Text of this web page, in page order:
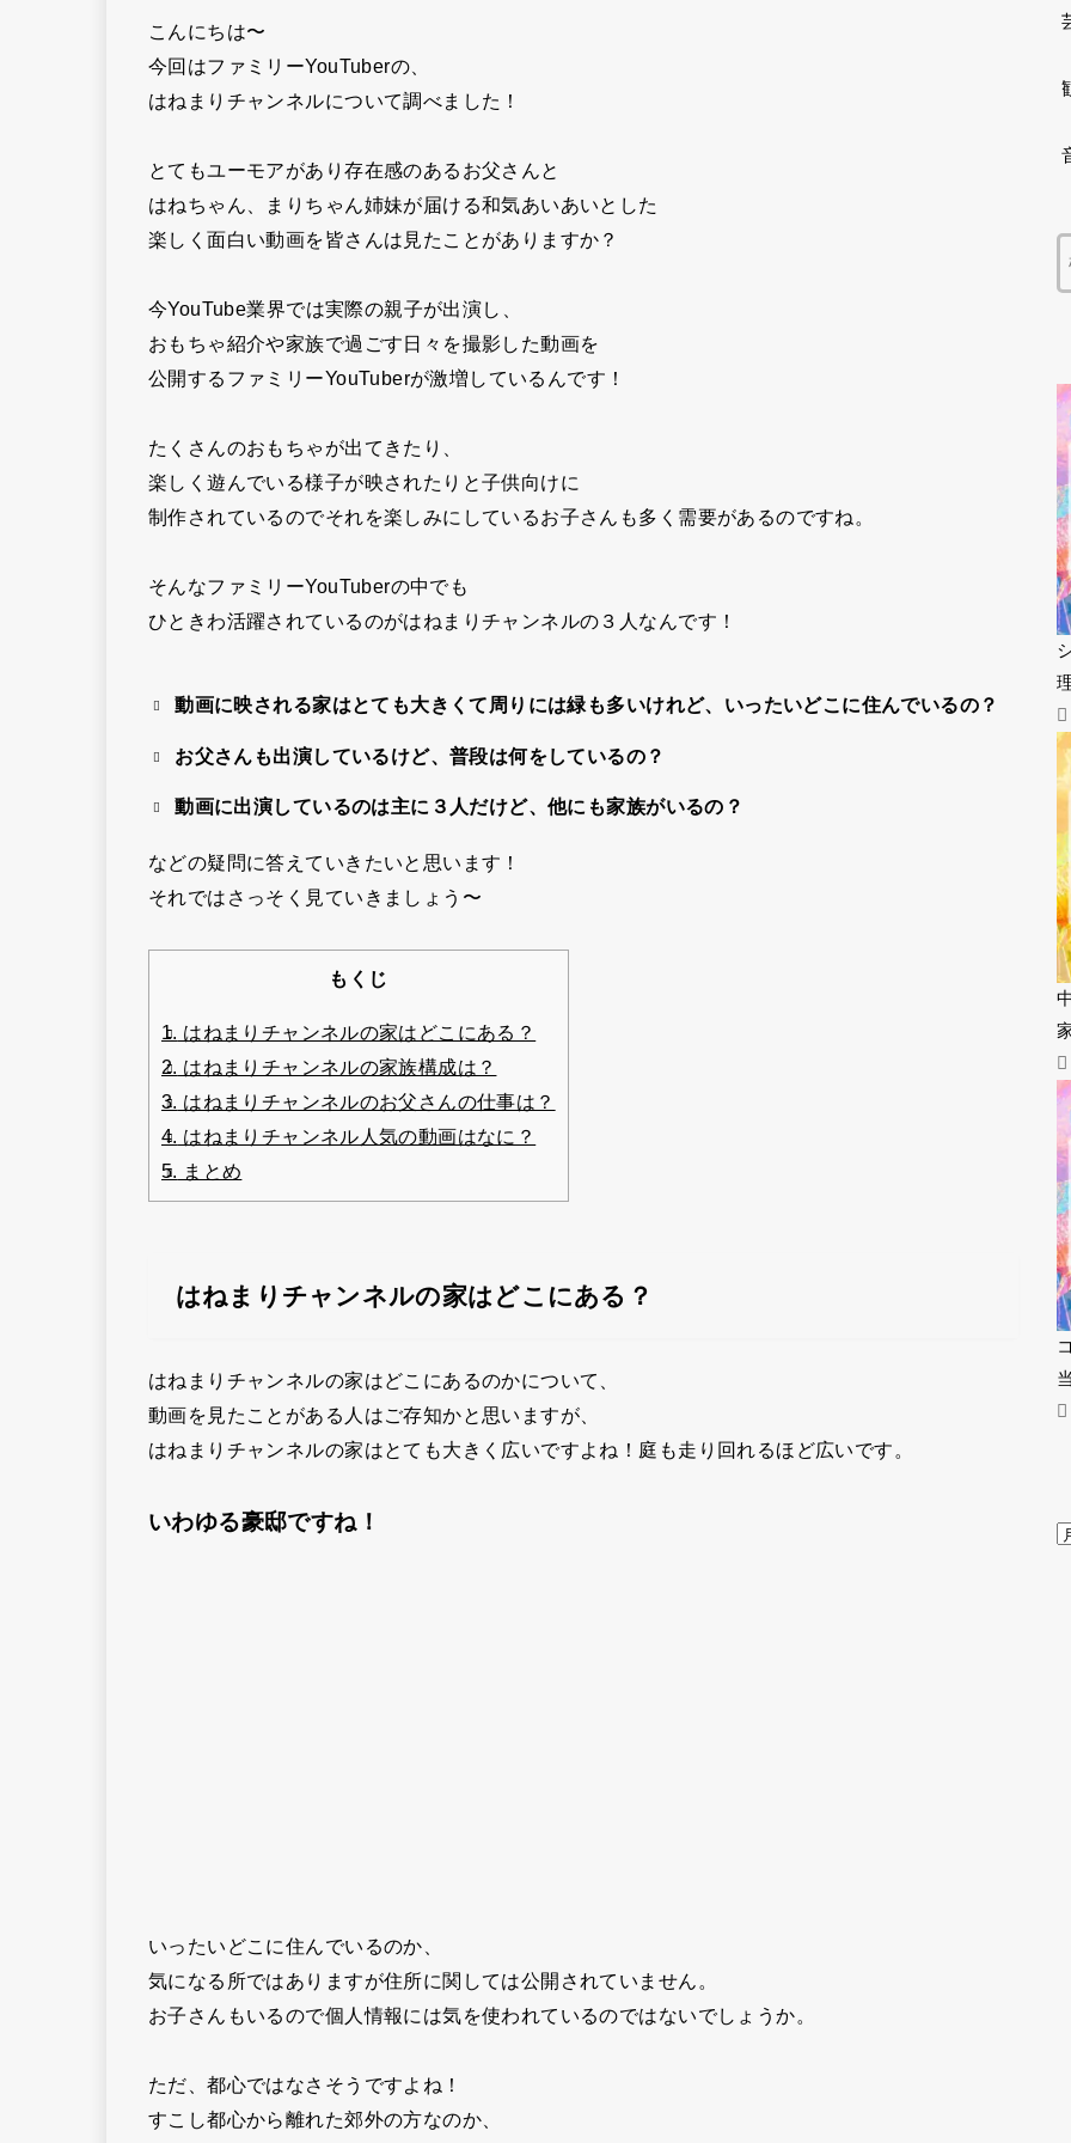
こんにちは〜
今回はファミリーYouTuberの、
はねまりチャンネルについて調べました！
とてもユーモアがあり存在感のあるお父さんと
はねちゃん、まりちゃん姉妹が届ける和気あいあいとした
楽しく面白い動画を皆さんは見たことがありますか？
今YouTube業界では実際の親子が出演し、
おもちゃ紹介や家族で過ごす日々を撮影した動画を
公開するファミリーYouTuberが激増しているんです！
たくさんのおもちゃが出てきたり、
楽しく遊んでいる様子が映されたりと子供向けに
制作されているのでそれを楽しみにしているお子さんも多く需要があるのですね。
そんなファミリーYouTuberの中でも
ひときわ活躍されているのがはねまりチャンネルの３人なんです！
動画に映される家はとても大きくて周りには緑も多いけれど、いったいどこに住んでいるの？
お父さんも出演しているけど、普段は何をしているの？
動画に出演しているのは主に３人だけど、他にも家族がいるの？
などの疑問に答えていきたいと思います！
それではさっそく見ていきましょう〜
もくじ
1. はねまりチャンネルの家はどこにある？
2. はねまりチャンネルの家族構成は？
3. はねまりチャンネルのお父さんの仕事は？
4. はねまりチャンネル人気の動画はなに？
5. まとめ
はねまりチャンネルの家はどこにある？
はねまりチャンネルの家はどこにあるのかについて、
動画を見たことがある人はご存知かと思いますが、
はねまりチャンネルの家はとても大きく広いですよね！庭も走り回れるほど広いです。
いわゆる豪邸ですね！
いったいどこに住んでいるのか、
気になる所ではありますが住所に関しては公開されていません。
お子さんもいるので個人情報には気を使われているのではないでしょうか。
ただ、都心ではなさそうですよね！
すこし都心から離れた郊外の方なのか、